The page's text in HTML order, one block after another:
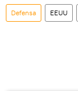
Defensa EEUU